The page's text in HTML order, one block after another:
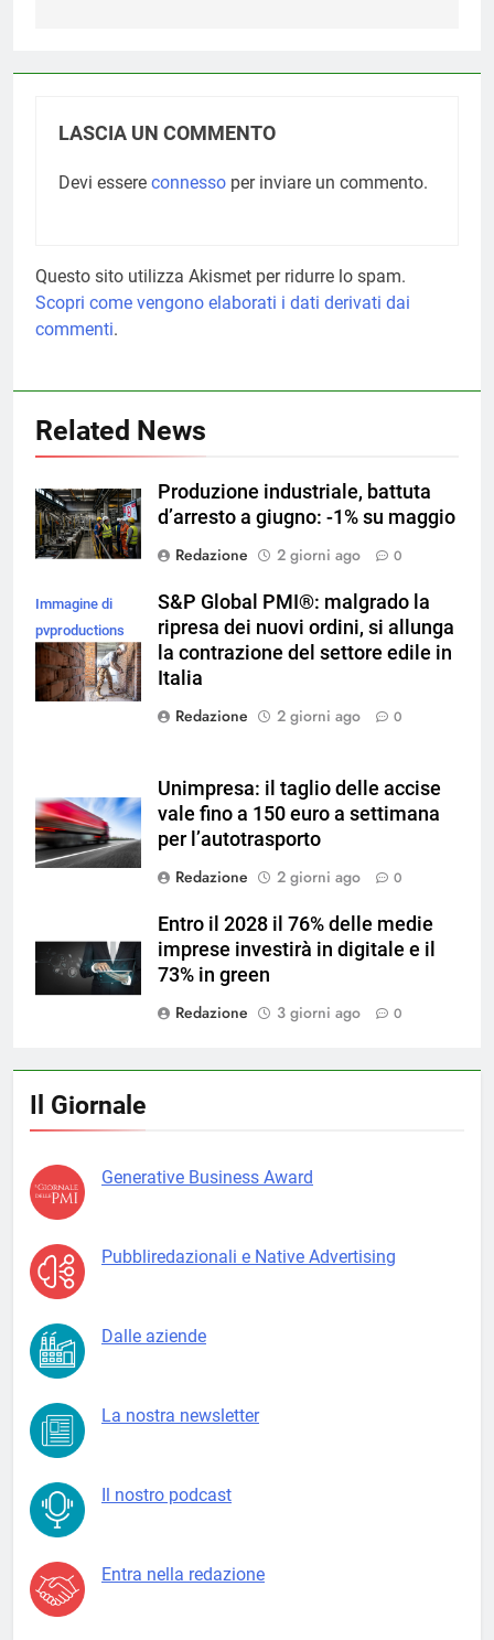
LASCIA UN COMMENTO
Devi essere connesso per inviare un commento.
Questo sito utilizza Akismet per ridurre lo spam.
Scopri come vengono elaborati i dati derivati dai
commenti.
Related News
Produzione industriale, battuta
d’arresto a giugno: -1% su maggio
Redazione
2 giorni ago 0
Immagine di
pvproductions
su Magnific
S&P Global PMI®: malgrado la
ripresa dei nuovi ordini, si allunga
la contrazione del settore edile in
Italia
Redazione
2 giorni ago 0
Unimpresa: il taglio delle accise
vale fino a 150 euro a settimana
per l’autotrasporto
Redazione
2 giorni ago 0
Entro il 2028 il 76% delle medie
imprese investirà in digitale e il
73% in green
Redazione
3 giorni ago 0
Il Giornale
Generative Business Award
Pubbliredazionali e Native Advertising
Dalle aziende
La nostra newsletter
Il nostro podcast
Entra nella redazione